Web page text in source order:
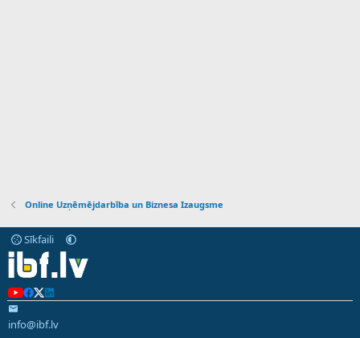
Online Uzņēmējdarbība un Biznesa Izaugsme
Sīkfaili
info@ibf.lv